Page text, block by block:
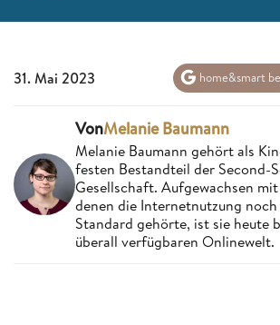
31. Mai 2023 home&smart
VonMelanie Baumann
Melanie Baumann gehört als
festen Bestandteil der Second-
Gesellschaft. Aufgewachsen
denen die Internetnutzung
Standard gehörte, ist sie heute
überall verfügbaren Onlinewelt.